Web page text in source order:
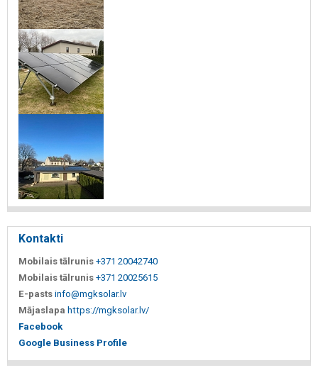
Kontakti
Mobilais tālrunis +371 20042740
Mobilais tālrunis +371 20025615
E-pasts info@mgksolar.lv
Mājaslapa https://mgksolar.lv/
Facebook
Google Business Profile